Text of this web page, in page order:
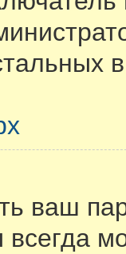
ваш